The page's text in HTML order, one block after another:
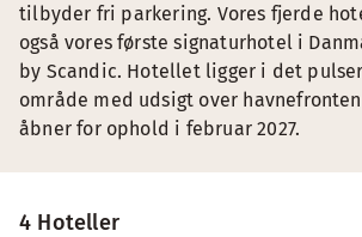
4 Hoteller
tilbyder fri parkering. Vores fjerde
også vores første signaturhotel i
by Scandic. Hotellet ligger i det
område med udsigt over
åbner for ophold i februar 2027.